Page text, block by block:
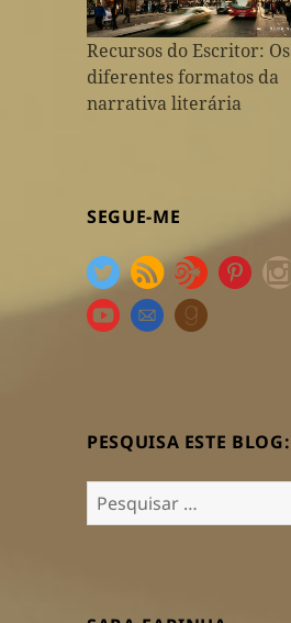
Recursos do Escritor: Os
diferentes formatos da
narrativa literária
SEGUE-ME
PESQUISA ESTE BLOG:
Pesquisar
por: